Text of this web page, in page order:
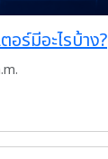
ร์มีอะไรบ้าง?